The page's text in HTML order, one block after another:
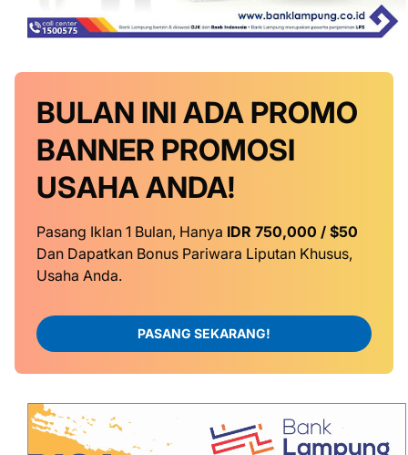
BULAN INI ADA PROMO
BANNER PROMOSI
USAHA ANDA!
Pasang Iklan 1 Bulan, Hanya IDR 750,000 / $50
Dan Dapatkan Bonus Pariwara Liputan Khusus,
Usaha Anda.
PASANG SEKARANG!